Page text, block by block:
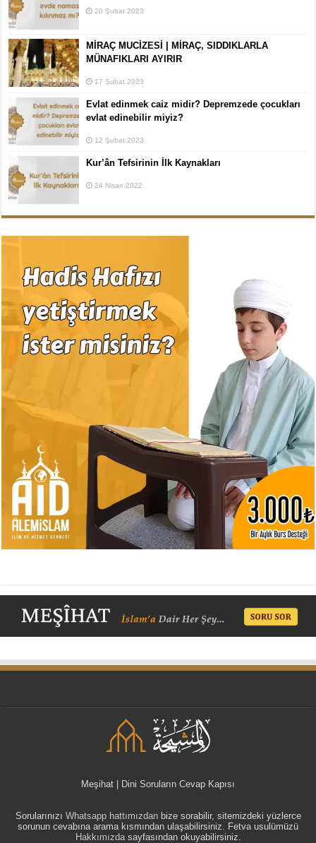
20 Şubat 2023
MİRAÇ MUCİZESİ | MİRAÇ, SIDDIKLARLA
MÜNAFIKLARI AYIRIR
17 Şubat 2023
Evlat edinmek caiz midir? Depremzede çocukları
evlat edinebilir miyiz?
12 Şubat 2023
Kur’ân Tefsirinin İlk Kaynakları
24 Nisan 2022
Meşihat | Dini Soruların Cevap Kapısı
Sorularınızı Whatsapp hattımızdanbize sorabilir, sitemizdeki yüzlerce
sorunun cevabına arama kısmından ulaşabilirsiniz. Fetva usulümüzü
Hakkımızdasayfasından okuyabilirsiniz.